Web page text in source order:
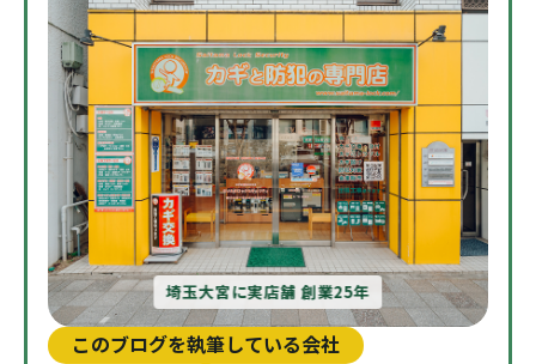
埼玉大宮に実店舗 創業25年
このブログを執筆している会社